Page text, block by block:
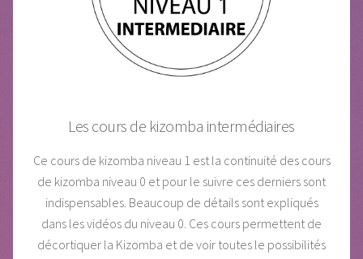
Les cours de kizomba intermédiaires
Ce cours de kizomba niveau 1 est la continuité des cours
de kizomba niveau 0 et pour le suivre ces derniers sont
indispensables. Beaucoup de détails sont expliqués
dans les vidéos du niveau 0. Ces cours permettent de
décortiquer la Kizomba et de voir toutes le possibilités